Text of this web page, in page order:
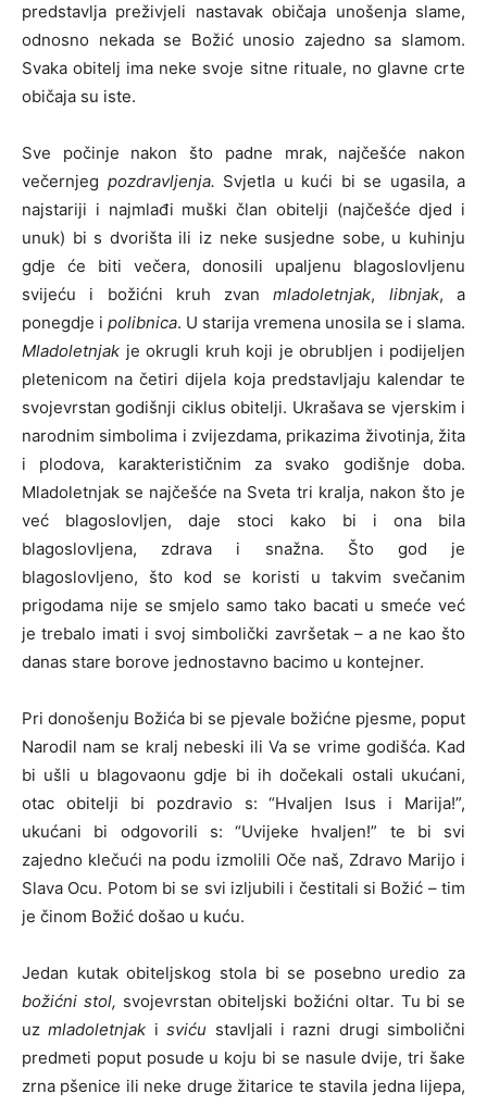
predstavlja preživjeli nastavak običaja unošenja slame,
odnosno nekada se Božić unosio zajedno sa slamom.
Svaka obitelj ima neke svoje sitne rituale, no glavne crte
običaja su iste.
Sve počinje nakon što padne mrak, najčešće nakon
večernjeg pozdravljenja. Svjetla u kući bi se ugasila, a
najstariji i najmlađi muški član obitelji (najčešće djed i
unuk) bi s dvorišta ili iz neke susjedne sobe, u kuhinju
gdje će biti večera, donosili upaljenu blagoslovljenu
svijeću i božićni kruh zvanmladoletnjak, libnjak, a
ponegdje i polibnica. U starija vremena unosila se i slama.
Mladoletnjak je okrugli kruh koji je obrubljen i podijeljen
pletenicom na četiri dijela koja predstavljaju kalendar te
svojevrstan godišnji ciklus obitelji. Ukrašava se vjerskim i
narodnim simbolima i zvijezdama, prikazima životinja, žita
i plodova, karakterističnim za svako godišnje doba.
Mladoletnjak se najčešće na Sveta tri kralja, nakon što je
već blagoslovljen, daje stoci kako bi i ona bila
blagoslovljena, zdrava i snažna. Što god je
blagoslovljeno, što kod se koristi u takvim svečanim
prigodama nije se smjelo samo tako bacati u smeće već
je trebalo imati i svoj simbolički završetak – a ne kao što
danas stare borove jednostavno bacimo u kontejner.
Pri donošenju Božića bi se pjevale božićne pjesme, poput
Narodil nam se kralj nebeski ili Va se vrime godišća. Kad
bi ušli u blagovaonu gdje bi ih dočekali ostali ukućani,
otac obitelji bi pozdravio s: “Hvaljen Isus i Marija!”,
ukućani bi odgovorili s: “Uvijeke hvaljen!” te bi svi
zajedno klečući na podu izmolili Oče naš, Zdravo Marijo i
Slava Ocu. Potom bi se svi izljubili i čestitali si Božić – tim
je činom Božić došao u kuću.
Jedan kutak obiteljskog stola bi se posebno uredio za
božićni stol, svojevrstan obiteljski božićni oltar. Tu bi se
uzmladoletnjak isviću stavljali i razni drugi simbolični
predmeti poput posude u koju bi se nasule dvije, tri šake
zrna pšenice ili neke druge žitarice te stavila jedna lijepa,